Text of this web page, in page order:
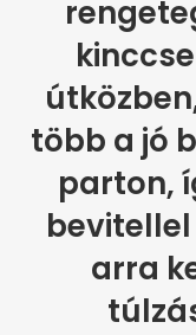
több a jó
parton,
bevitellel
arra